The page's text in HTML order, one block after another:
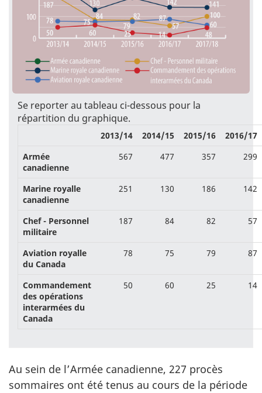
Se reporter au tableau ci-dessous pour la
répartition du graphique.
2013/14 2014/15 2015/16
2016/17
Armée
canadienne
567 477 357 299
Marine royalle
canadienne
251 130 186 142
Chef - Personnel
militaire
187 84 82 57
Aviation royalle
du Canada
78 75 79 87
Commandement
des opérations
interarmées du
Canada
50 60 25 14
Au sein de l’Armée canadienne, 227 procès
sommaires ont été tenus au cours de la période